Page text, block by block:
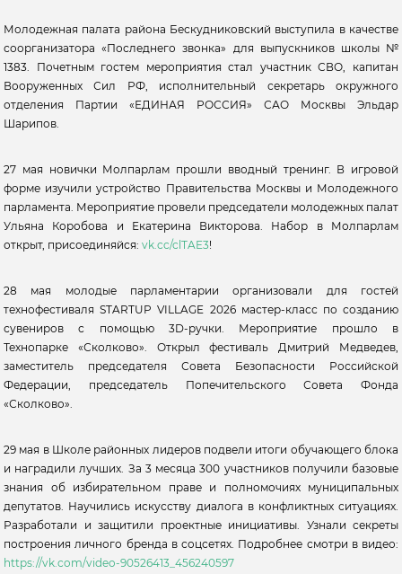
Молодежная палата района Бескудниковский выступила в качестве
соорганизатора «Последнего звонка» для выпускников школы №
1383. Почетным гостем мероприятия стал участник СВО, капитан
Вооруженных Сил РФ, исполнительный секретарь окружного
отделения Партии «ЕДИНАЯ РОССИЯ» САО Москвы Эльдар
Шарипов.
27 мая новички Молпарлам прошли вводный тренинг. В игровой
форме изучили устройство Правительства Москвы и Молодежного
парламента. Мероприятие провели председатели молодежных палат
Ульяна Коробова и Екатерина Викторова. Набор в Молпарлам
открыт, присоединяйся: vk.cc/clTAE3!
28 мая молодые парламентарии организовали для гостей
технофестиваля STARTUP VILLAGE 2026 мастер-класс по созданию
сувениров с помощью 3D-ручки. Мероприятие прошло в
Технопарке «Сколково». Открыл фестиваль Дмитрий Медведев,
заместитель председателя Совета Безопасности Российской
Федерации, председатель Попечительского Совета Фонда
«Сколково».
29 мая в Школе районных лидеров подвели итоги обучающего блока
и наградили лучших. За 3 месяца 300 участников получили базовые
знания об избирательном праве и полномочиях муниципальных
депутатов. Научились искусству диалога в конфликтных ситуациях.
Разработали и защитили проектные инициативы. Узнали секреты
построения личного бренда в соцсетях. Подробнее смотри в видео:
https://vk.com/video-90526413_456240597